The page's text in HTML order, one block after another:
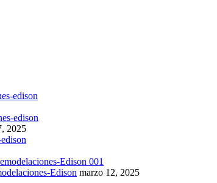
2025
Edison marzo 12, 2025